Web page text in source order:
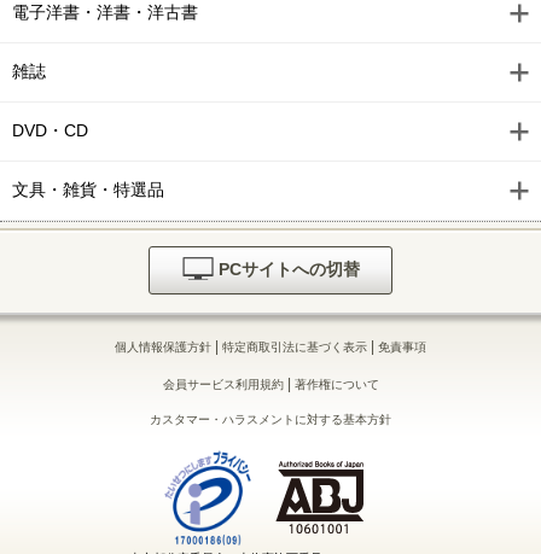
モーニング 2026年24号 [2026年5月14日発売]
モーニング 2026年21号 [2026年4月23日発売]
モーニング 2026年19号 [2026年4月9日発売]
モーニング 2026年18号 [2026年4月2日発売]
モーニング 2026年17号 [2026年3月26日発売]
モーニング 2026年15号 [2026年3月12日発売]
モーニング 2026年14号 [2026年3月5日発売]
モーニング 2026年13号 [2026年2月26日発売]
電子洋書・洋書・洋古書
雑誌
DVD・CD
文具・雑貨・特選品
PCサイトへの切替
個人情報保護方針 | 特定商取引法に基づく表示 | 免責事項
会員サービス利用規約| 著作権について
カスタマー・ハラスメントに対する基本方針